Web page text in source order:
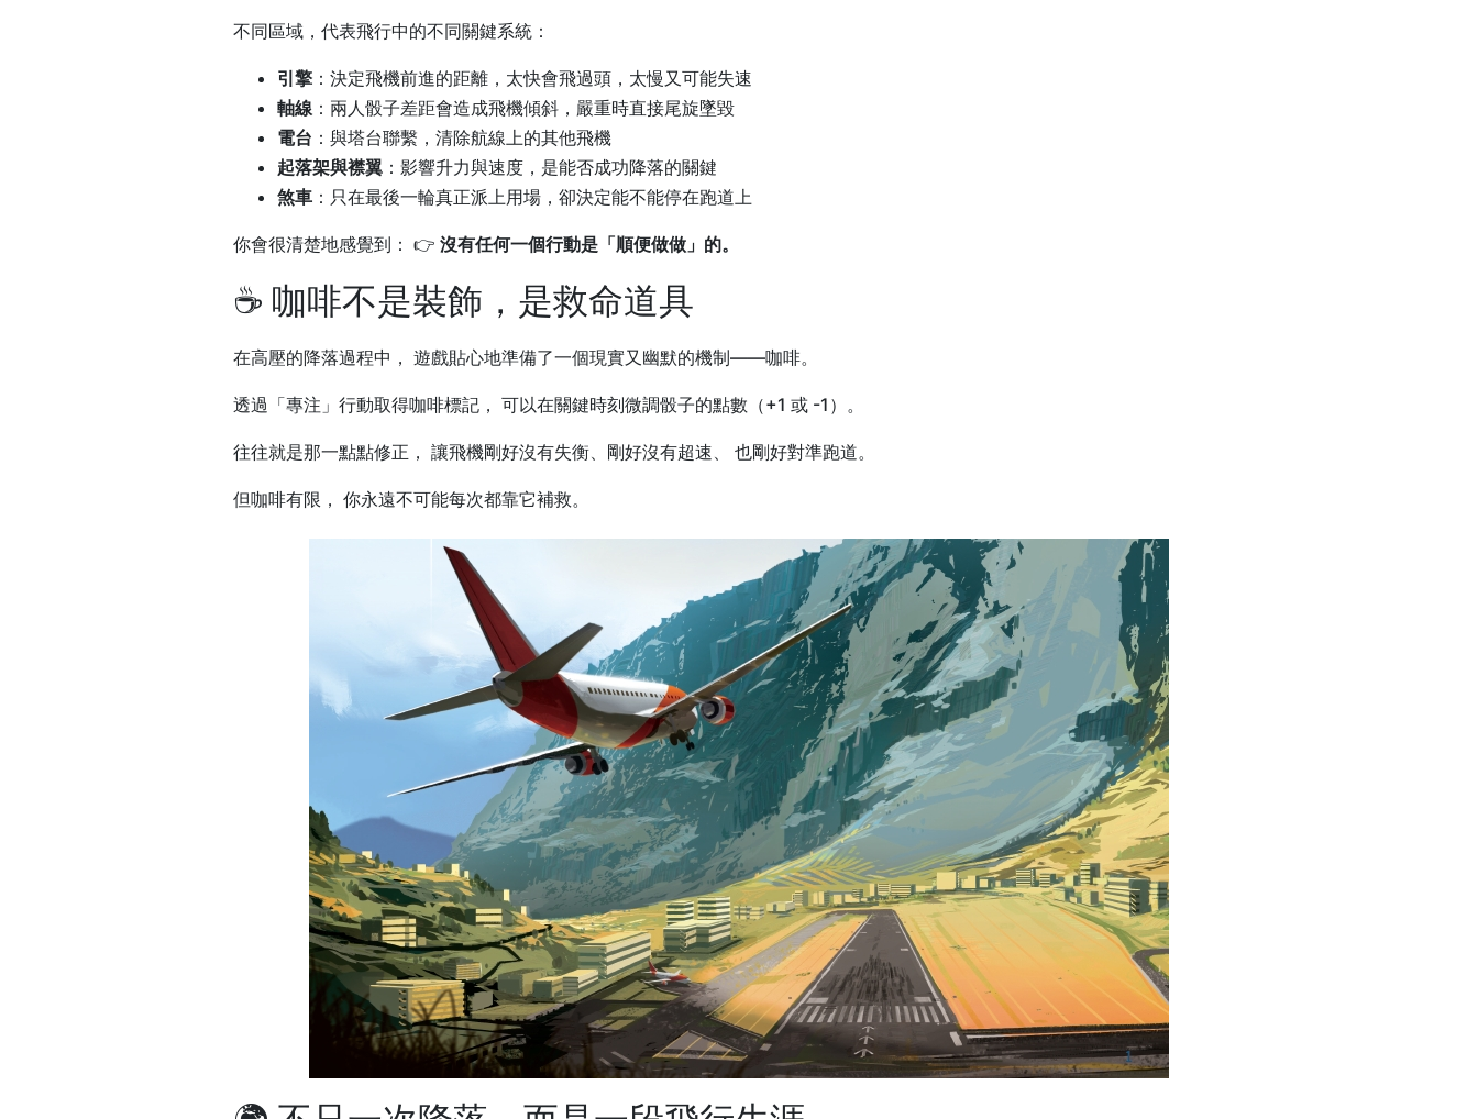
不同區域，代表飛行中的不同關鍵系統：
引擎 ：決定飛機前進的距離，太快會飛過頭，太慢又可能失速
軸線 ：兩人骰子差距會造成飛機傾斜，嚴重時直接尾旋墜毀
電台 ：與塔台聯繫，清除航線上的其他飛機
起落架與襟翼 ：影響升力與速度，是能否成功降落的關鍵
煞車 ：只在最後一輪真正派上用場，卻決定能不能停在跑道上
你會很清楚地感覺到： 👉 沒有任何一個行動是「順便做做」的。
☕ 咖啡不是裝飾，是救命道具
在高壓的降落過程中， 遊戲貼心地準備了一個現實又幽默的機制——咖啡。
透過「專注」行動取得咖啡標記， 可以在關鍵時刻微調骰子的點數（+1 或 -1）。
往往就是那一點點修正， 讓飛機剛好沒有失衡、剛好沒有超速、 也剛好對準跑道。
但咖啡有限， 你永遠不可能每次都靠它補救。